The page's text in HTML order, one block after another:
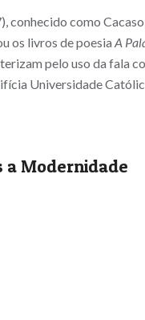
como
os livros de poesia A
pelo uso da fala
Universidade
a Modernidade